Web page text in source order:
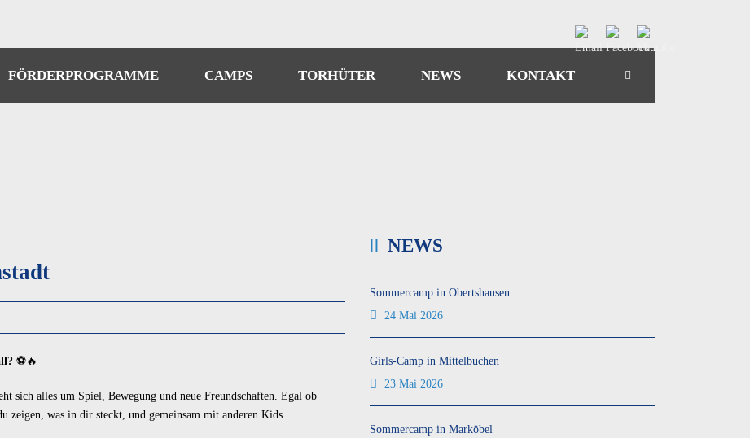
FÖRDERPROGRAMME CAMPS TORHÜTER NEWS KONTAKT
⚽🔥
sich alles um Spiel, Bewegung und neue Freundschaften. Egal ob
was in dir steckt, und gemeinsam mit anderen Kids
NEWS
Sommercamp in Obertshausen
24 Mai 2026
Girls-Camp in Mittelbuchen
23 Mai 2026
Sommercamp in Marköbel